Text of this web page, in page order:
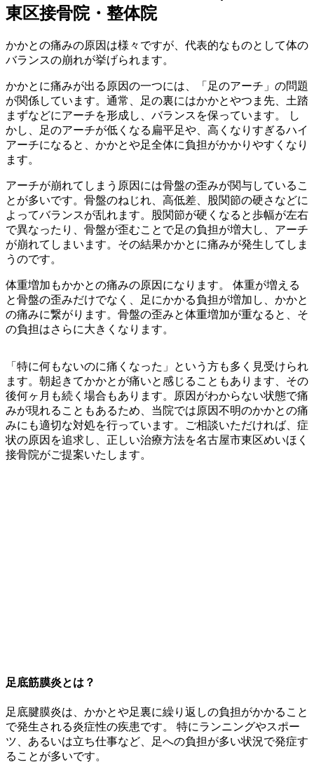
東区接骨院・整体院
かかとの痛みの原因は様々ですが、代表的なものとして体の
バランスの崩れが挙げられます。
かかとに痛みが出る原因の一つには、「足のアーチ」の問題
が関係しています。通常、足の裏にはかかとやつま先、土踏
まずなどにアーチを形成し、バランスを保っています。 し
かし、足のアーチが低くなる扁平足や、高くなりすぎるハイ
アーチになると、かかとや足全体に負担がかかりやすくなり
ます。
アーチが崩れてしまう原因には骨盤の歪みが関与しているこ
とが多いです。骨盤のねじれ、高低差、股関節の硬さなどに
よってバランスが乱れます。股関節が硬くなると歩幅が左右
で異なったり、骨盤が歪むことで足の負担が増大し、アーチ
が崩れてしまいます。その結果かかとに痛みが発生してしま
うのです。
体重増加もかかとの痛みの原因になります。 体重が増える
と骨盤の歪みだけでなく、足にかかる負担が増加し、かかと
の痛みに繋がります。骨盤の歪みと体重増加が重なると、そ
の負担はさらに大きくなります。
「特に何もないのに痛くなった」という方も多く見受けられ
ます。朝起きてかかとが痛いと感じることもあります、その
後何ヶ月も続く場合もあります。原因がわからない状態で痛
みが現れることもあるため、当院では原因不明のかかとの痛
みにも適切な対処を行っています。ご相談いただければ、症
状の原因を追求し、正しい治療方法を名古屋市東区めいほく
接骨院がご提案いたします。
足底筋膜炎とは？
足底腱膜炎は、かかとや足裏に繰り返しの負担がかかること
で発生される炎症性の疾患です。 特にランニングやスポー
ツ、あるいは立ち仕事など、足への負担が多い状況で発症す
ることが多いです。